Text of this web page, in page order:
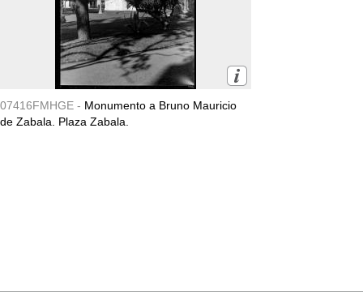
07416FMHGE - Monumento a Bruno Mauricio
de Zabala. Plaza Zabala.